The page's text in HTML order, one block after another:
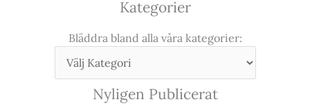
Kategorier
Bläddra bland alla våra kategorier:
Nyligen Publicerat